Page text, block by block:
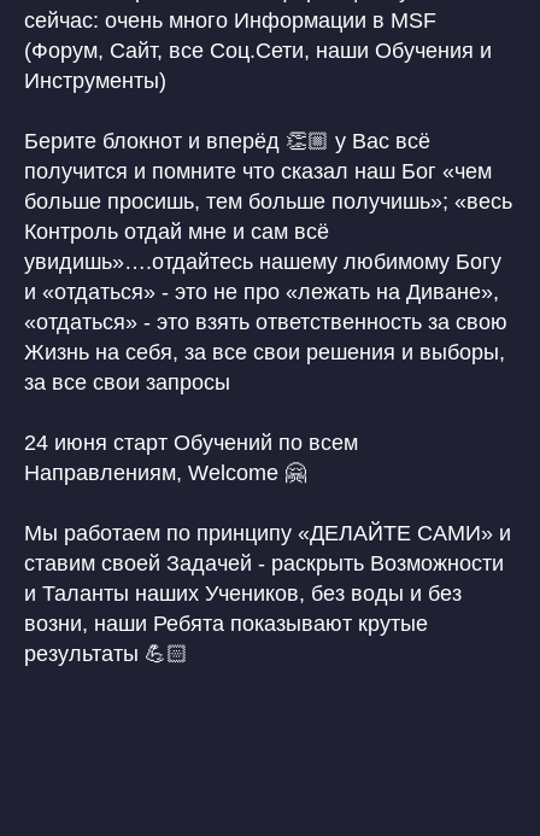
сейчас: очень много Информации в MSF
(Форум, Сайт, все Соц.Сети, наши Обучения и
Инструменты)
Берите блокнот и вперёд 👏🏼 у Вас всё
получится и помните что сказал наш Бог «чем
больше просишь, тем больше получишь»; «весь
Контроль отдай мне и сам всё
увидишь»….отдайтесь нашему любимому Богу
и «отдаться» - это не про «лежать на Диване»,
«отдаться» - это взять ответственность за свою
Жизнь на себя, за все свои решения и выборы,
за все свои запросы
24 июня старт Обучений по всем
Направлениям, Welcome 🤗
Мы работаем по принципу «ДЕЛАЙТЕ САМИ» и
ставим своей Задачей - раскрыть Возможности
и Таланты наших Учеников, без воды и без
возни, наши Ребята показывают крутые
результаты 💪🏻
ОГРН 322030000010453
Договор публичной оферты
Патент на Товарный Знак номер 902234
Лицензия на осуществление
образовательной деятельности
Патент на Логотип номер 986658
Свидетельство на Товарный Знак
(знак обслуживания) номер 1095908